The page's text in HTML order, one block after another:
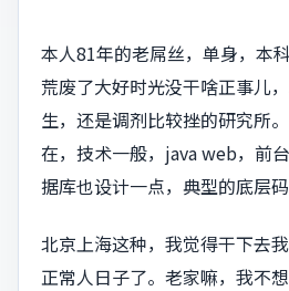
本人81年的老屌丝，单身，本
荒废了大好时光没干啥正事儿
生，还是调剂比较挫的研究所
在，技术一般，java web，前
据库也设计一点，典型的底层码
北京上海这种，我觉得干下去
正常人日子了。老家嘛，我不